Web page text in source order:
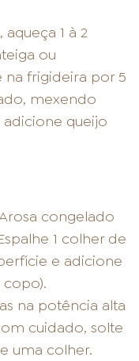
1 à 2
ou
na frigideira por 5
mexendo
queijo
congelado
1 colher de
e adicione
copo).
na potência alta
cuidado, solte
uma colher.